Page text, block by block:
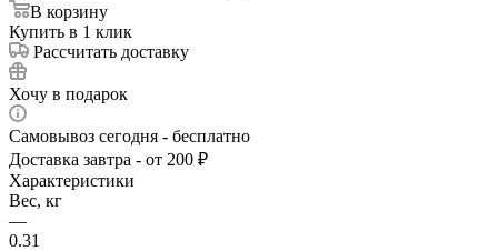
В корзину
Купить в 1 клик
Рассчитать доставку
Хочу в подарок
Самовывоз сегодня - бесплатно
Доставка завтра - от 200 ₽
Характеристики
Вес, кг
—
0.31